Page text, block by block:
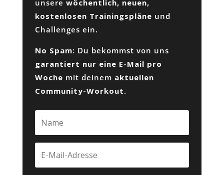
unsere wöchentlich, neuen,
kostenlosen Trainingspläne und
Challenges ein.
No Spam: Du bekommst von uns
garantiert nur eine E-Mail pro
Woche mit deinem aktuellen
Community-Workout.